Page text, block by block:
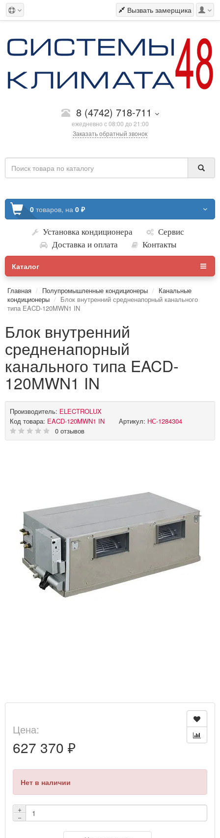
Вызвать замерщика
8 (4742) 718-711
ежедневно с 08:00 до 21:00
Заказать обратный звонок
0 товаров, на 0 ₽
Установка кондиционера
Сервис
Доставка и оплата
Контакты
Каталог
Главная Полупромышленные кондиционеры
Канальные
кондиционеры
Блок внутренний средненапорный канального
типа EACD-120MWN1 IN
Блок внутренний
средненапорный
канального типа EACD-
120MWN1 IN
Производитель: ELECTROLUX
Код товара: EACD-120MWN1 IN Артикул: НС-1284304
0 отзывов
Цена:
627 370 ₽
Нет в наличии
+
−